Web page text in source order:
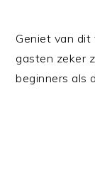
Geniet van dit
gasten zeker
beginners als